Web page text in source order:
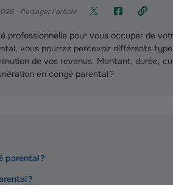
- Partager l'article
professionnelle pour vous occuper de
vous pourrez percevoir différents
de vos revenus. Montant, durée,
en congé parental ?
parental ?
?